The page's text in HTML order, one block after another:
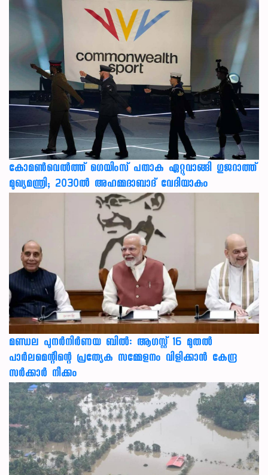
കോമൺവെൽത്ത് ഗെയിംസ് പതാക ഏറ്റുവാങ്ങി ഗുജറാത്ത്
മുഖ്യമന്ത്രി; 2030ൽ അഹമ്മദാബാദ് വേദിയാകും
മണ്ഡല പുനർനിർണയ ബിൽ: ആഗസ്റ്റ് 16 മുതൽ
പാർലമെന്റിന്റെ പ്രത്യേക സമ്മേളനം വിളിക്കാൻ കേന്ദ്ര
സർക്കാർ നീക്കം